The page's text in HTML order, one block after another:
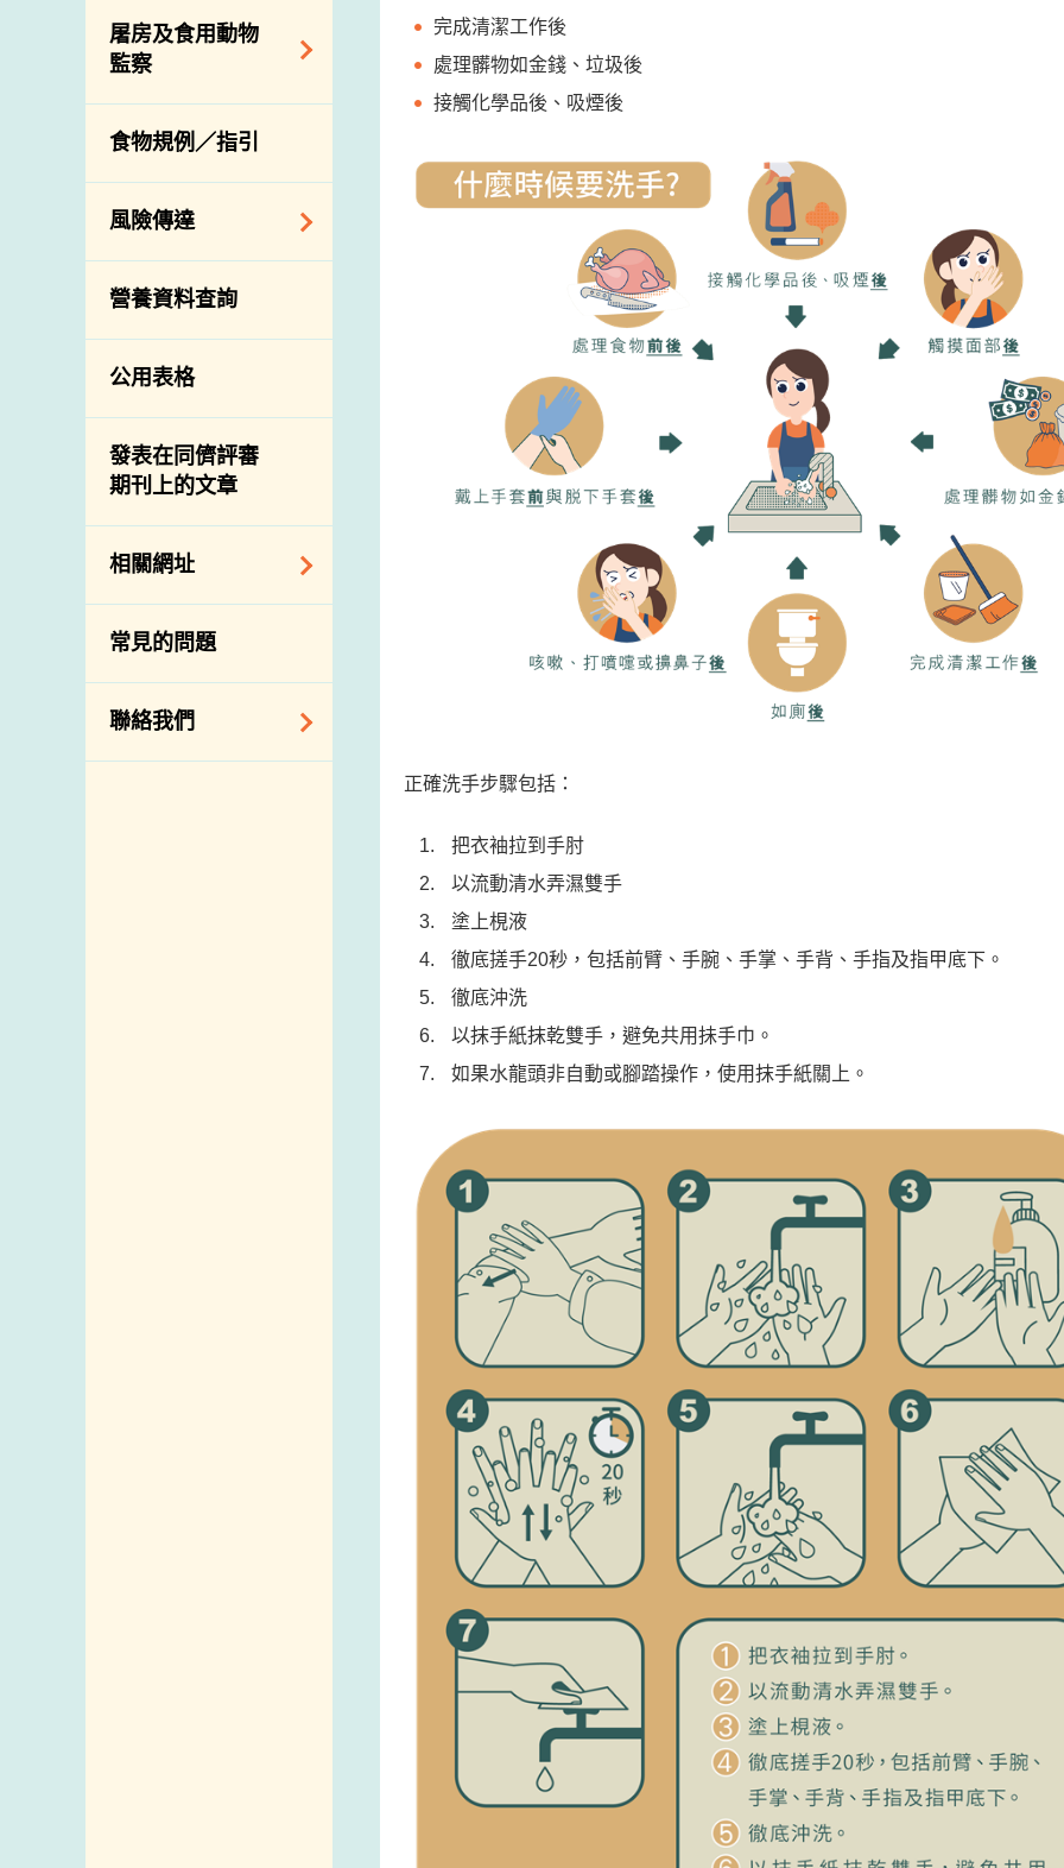
資料
食物安全之風險評
估
食物事故應變及管
理
食物消費量調查
總膳食研究
有機食物
高風險食物
抗菌素耐藥性
絡內地有關當局
進口食物管制
口檢驗
出口驗證
出口食物往內地
出口商及業界的消
息
屠房及食用動物
監察
規管農業化學物及
獸醫藥物在食用動
物上的使用
屠房及疾病監測
宰前檢驗
宰後檢驗
結果
屠房及肉類檢驗
食物規例／指引
風險傳達
主題項目
項目及活動
資訊平台
下載
公開比賽
營養資料查詢
公用表格
發表在同儕評審
期刊上的文章
相關網址
相關政府部門／機
構
常見的問題
聯絡我們
完成清潔工作後
處理髒物如金錢、垃圾後
接觸化學品後、吸煙後
正確洗手步驟包括：
把衣袖拉到手肘
以流動清水弄濕雙手
塗上梘液
徹底搓手20秒，包括前臂、手腕、手掌、手背、手指及指甲底下。
徹底沖洗
以抹手紙抹乾雙手，避免共用抺手巾。
如果水龍頭非自動或腳踏操作，使用抹手紙關上。